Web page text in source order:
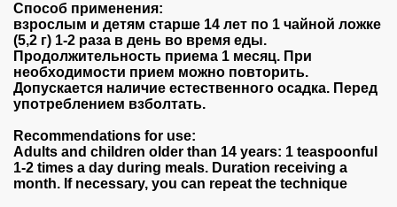
Способ применения:
взрослым и детям старше 14 лет по 1 чайной ложке
(5,2 г) 1-2 раза в день во время еды.
Продолжительность приема 1 месяц. При
необходимости прием можно повторить.
Допускается наличие естественного осадка. Перед
употреблением взболтать.
Recommendations for use:
Adults and children older than 14 years: 1 teaspoonful
1-2 times a day during meals. Duration receiving a
month. If necessary, you can repeat the technique